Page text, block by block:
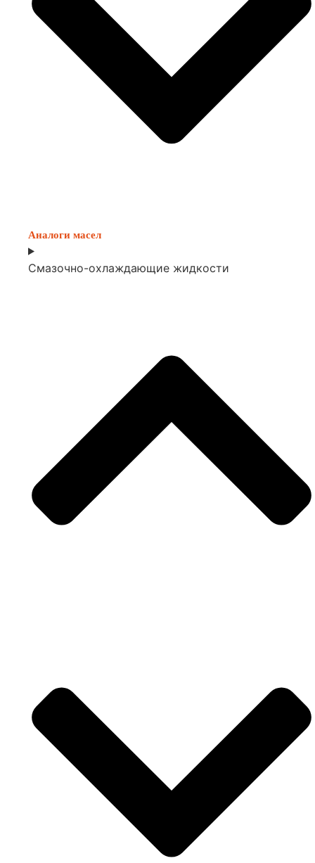
Аналоги масел
Смазочно-охлаждающие жидкости